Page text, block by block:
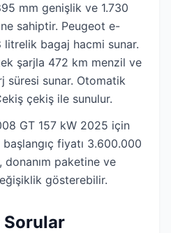
mm genişlik ve 1.730
sahiptir. Peugeot e-
bagaj hacmi sunar.
şarjla 472 km menzil ve
süresi sunar. Otomatik
çekiş ile sunulur.
GT 157 kW 2025 için
fiyatı 3.600.000
paketine ve
gösterebilir.
Sorular